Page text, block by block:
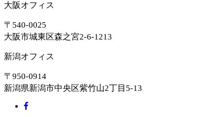
大阪オフィス
〒540-0025
大阪市城東区森之宮2-6-1213
新潟オフィス
〒950-0914
新潟県新潟市中央区紫竹山2丁目5-13